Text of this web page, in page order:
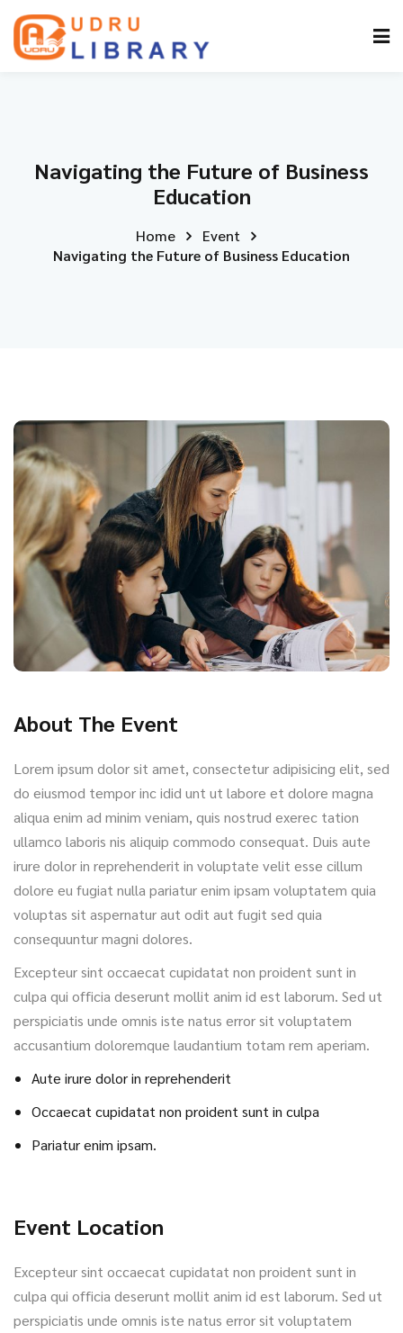
Navigating the Future of Business
Education
Home
Event
Navigating the Future of Business Education
About The Event
Lorem ipsum dolor sit amet, consectetur adipisicing elit, sed
do eiusmod tempor inc idid unt ut labore et dolore magna
aliqua enim ad minim veniam, quis nostrud exerec tation
ullamco laboris nis aliquip commodo consequat. Duis aute
irure dolor in reprehenderit in voluptate velit esse cillum
dolore eu fugiat nulla pariatur enim ipsam voluptatem quia
voluptas sit aspernatur aut odit aut fugit sed quia
consequuntur magni dolores.
Excepteur sint occaecat cupidatat non proident sunt in
culpa qui officia deserunt mollit anim id est laborum. Sed ut
perspiciatis unde omnis iste natus error sit voluptatem
accusantium doloremque laudantium totam rem aperiam.
Aute irure dolor in reprehenderit
Occaecat cupidatat non proident sunt in culpa
Pariatur enim ipsam.
Event Location
Excepteur sint occaecat cupidatat non proident sunt in
culpa qui officia deserunt mollit anim id est laborum. Sed ut
perspiciatis unde omnis iste natus error sit voluptatem